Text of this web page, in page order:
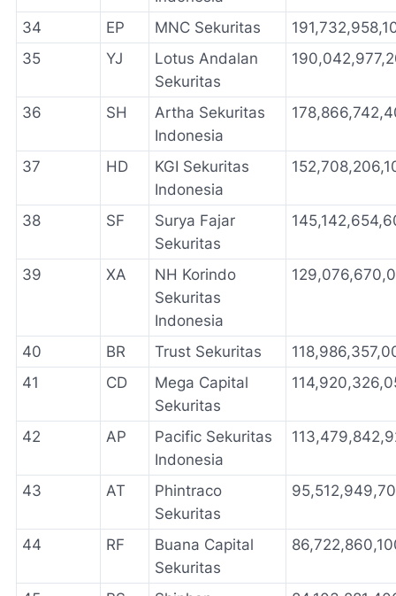
34 EP MNC Sekuritas
35
YJ
Lotus Andalan
Sekuritas
36 SH
Artha Sekuritas
Indonesia
37 HD
KGI Sekuritas
Indonesia
38 SF
Surya Fajar
Sekuritas
39 XA
NH Korindo
Sekuritas
Indonesia
40 BR Trust Sekuritas
41
CD
Mega Capital
Sekuritas
42 AP
Pacific Sekuritas
Indonesia
43 AT
Phintraco
Sekuritas
44 RF
Buana Capital
Sekuritas